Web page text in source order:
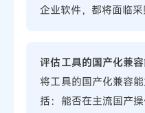
企业软件，都将面临采
评估工具的国产化兼容
将工具的国产化兼容
括：能否在主流国产